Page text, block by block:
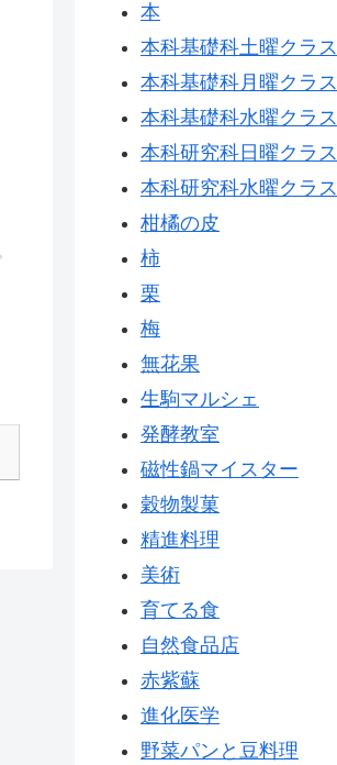
本
本科基礎科土曜クラス
本科基礎科月曜クラス
本科基礎科水曜クラス
本科研究科日曜クラス
本科研究科水曜クラス
柑橘の皮
柿
栗
梅
無花果
生駒マルシェ
発酵教室
磁性鍋マイスター
穀物製菓
精進料理
美術
育てる食
自然食品店
赤紫蘇
進化医学
野菜パンと豆料理